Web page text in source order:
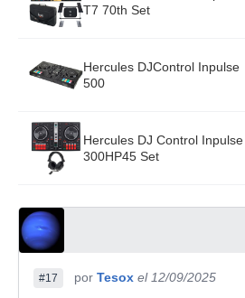
T7 70th Set
Hercules DJControl Inpulse
500
Hercules DJ Control Inpulse
300HP45 Set
#17 por Tesox el 12/09/2025